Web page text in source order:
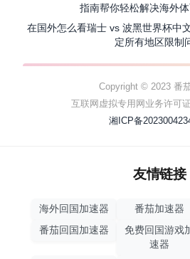
指南帮你轻松解决海外
在国外怎么看瑞士 vs 波黑世界杯中
定所有地区限制
Copyright © 2023 番
互联网虚拟专用网业务许可
湘ICP备
友情链接
海外回国加速器 番茄加速器
番茄回国加速器
免费回国游戏
速器